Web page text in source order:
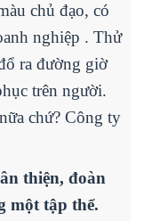
chủ đạo, có
nghiệp . Thử
ra đường giờ
trên người.
chứ? Công ty
thiện, đoàn
một tập thể.